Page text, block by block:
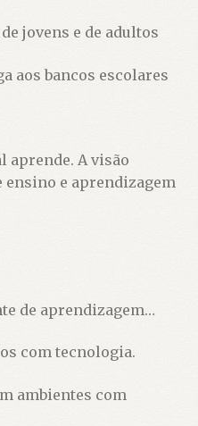
jovens e de adultos
aos bancos escolares
aprende. A visão
e aprendizagem
de aprendizagem…
com tecnologia.
ambientes com